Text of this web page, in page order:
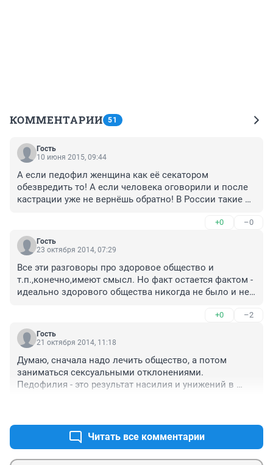
КОММЕНТАРИИ 51
Гость
10 июня 2015, 09:44
А если педофил женщина как её секатором
обезвредить то! А если человека оговорили и после
кастрации уже не вернёшь обратно! В России такие
страшная страна!
+0 –0
Гость
23 октября 2014, 07:29
Все эти разговоры про здоровое общество и
т.п.,конечно,имеют смысл. Но факт остается фактом -
идеально здорового общества никогда не было и не
проблема толкнула очередного ... насиловать или
убивать. Это преступление и оно должно быть
наказуемо. Наказуемо полноценно,страшно и
тоже может ошибаться. Но очевидная вина,да еще и
неоднократная,должна караться не химической
кастрацией,а серпом и родственниками
+0 –2
Гость
21 октября 2014, 11:18
Думаю, сначала надо лечить общество, а потом
заниматься сексуальными отклонениями.
Педофилия - это результат насилия и унижений в
зависимости о?
Читать все комментарии